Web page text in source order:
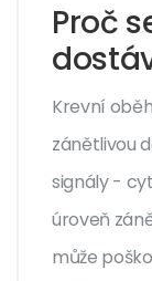
Proč
Krevní
zánětlivou
signály -
úroveň
může